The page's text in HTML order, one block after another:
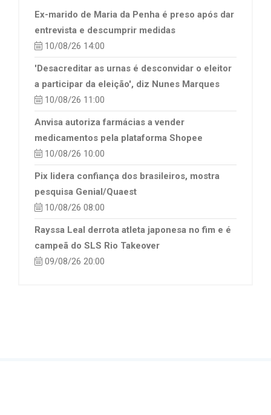
Ex-marido de Maria da Penha é preso após dar
entrevista e descumprir medidas
10/08/26 14:00
'Desacreditar as urnas é desconvidar o eleitor
a participar da eleição', diz Nunes Marques
10/08/26 11:00
Anvisa autoriza farmácias a vender
medicamentos pela plataforma Shopee
10/08/26 10:00
Pix lidera confiança dos brasileiros, mostra
pesquisa Genial/Quaest
10/08/26 08:00
Rayssa Leal derrota atleta japonesa no fim e é
campeã do SLS Rio Takeover
09/08/26 20:00